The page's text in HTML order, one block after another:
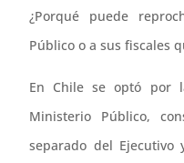
¿Porqué puede
Público o a sus fiscales
En Chile se optó por
Ministerio Público,
separado del